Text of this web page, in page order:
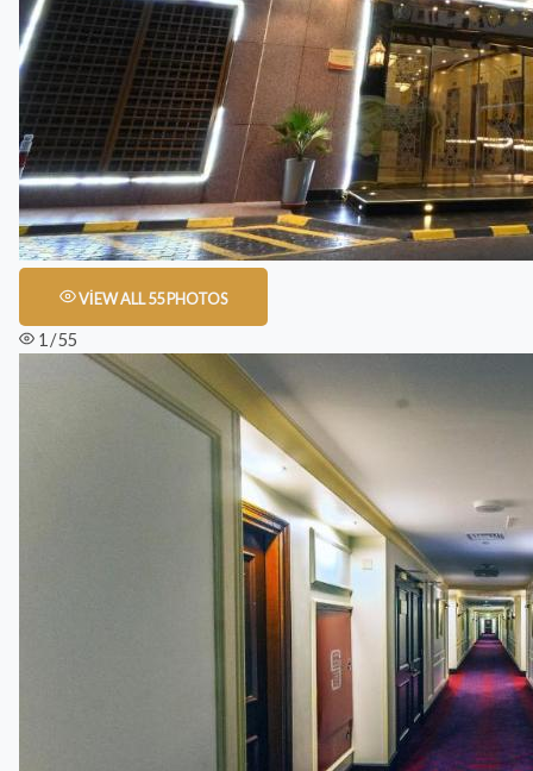
VIEW ALL 55 PHOTOS
1 / 55